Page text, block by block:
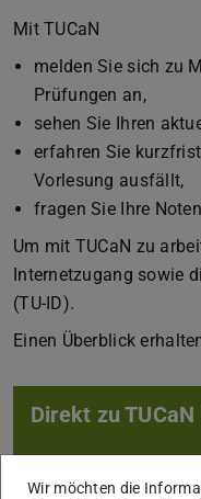
Mit TUCaN
melden Sie sich zu
Prüfungen an,
sehen Sie Ihren
erfahren Sie
Vorlesung ausfällt,
fragen Sie Ihre
Um mit TUCaN zu
Internetzugang sowie
(TU-ID).
Einen Überblick
Direkt zu TUCaN
Wir möchten die